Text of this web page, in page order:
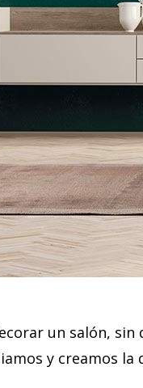
un salón,
y creamos